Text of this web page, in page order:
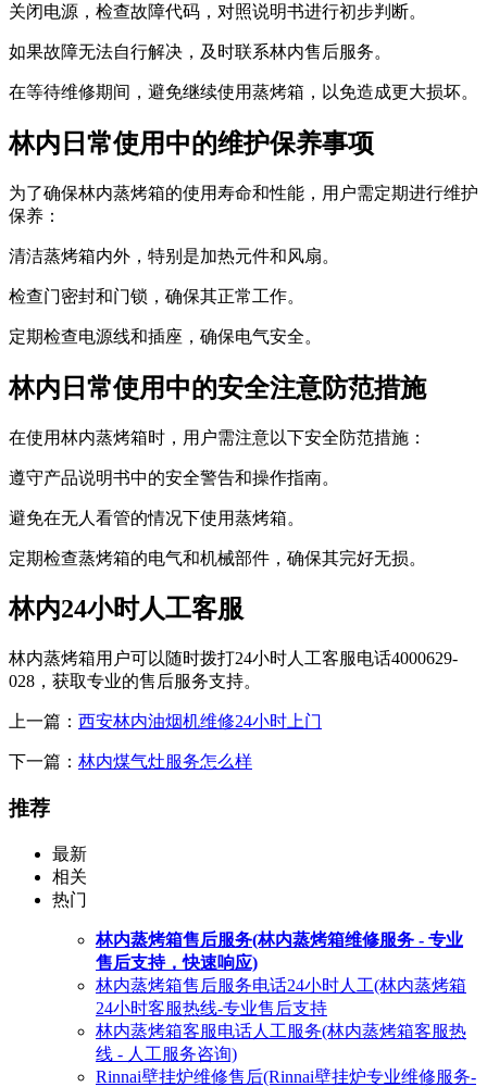
关闭电源，检查故障代码，对照说明书进行初步判断。
如果故障无法自行解决，及时联系林内售后服务。
在等待维修期间，避免继续使用蒸烤箱，以免造成更大损坏。
林内日常使用中的维护保养事项
为了确保林内蒸烤箱的使用寿命和性能，用户需定期进行维护
保养：
清洁蒸烤箱内外，特别是加热元件和风扇。
检查门密封和门锁，确保其正常工作。
定期检查电源线和插座，确保电气安全。
林内日常使用中的安全注意防范措施
在使用林内蒸烤箱时，用户需注意以下安全防范措施：
遵守产品说明书中的安全警告和操作指南。
避免在无人看管的情况下使用蒸烤箱。
定期检查蒸烤箱的电气和机械部件，确保其完好无损。
林内24小时人工客服
林内蒸烤箱用户可以随时拨打24小时人工客服电话4000629-
028，获取专业的售后服务支持。
上一篇： 西安林内油烟机维修24小时上门
下一篇： 林内煤气灶服务怎么样
推荐
最新
相关
热门
林内蒸烤箱售后服务(林内蒸烤箱维修服务 - 专业
售后支持，快速响应)
林内蒸烤箱售后服务电话24小时人工(林内蒸烤箱
24小时客服热线-专业售后支持
林内蒸烤箱客服电话人工服务(林内蒸烤箱客服热
线 - 人工服务咨询)
Rinnai壁挂炉维修售后(Rinnai壁挂炉专业维修服务-